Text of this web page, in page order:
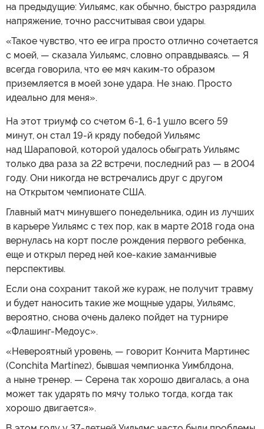
на предыдущие: Уильямс, как обычно, быстро разрядила
напряжение, точно рассчитывая свои удары.
«Такое чувство, что ее игра просто отлично сочетается
с моей, — сказала Уильямс, словно оправдываясь. — Я
всегда говорила, что ее мяч каким-то образом
приземляется в моей зоне удара. Не знаю. Просто
идеально для меня».
На этот триумф со счетом 6-1, 6-1 ушло всего 59
минут, он стал 19-й кряду победой Уильямс
над Шараповой, которой удалось обыграть Уильямс
только два раза за 22 встречи, последний раз — в 2004
году. Они никогда не встречались друг с другом
на Открытом чемпионате США.
Главный матч минувшего понедельника, один из лучших
в карьере Уильямс с тех пор, как в марте 2018 года она
вернулась на корт после рождения первого ребенка,
еще и открыл перед ней кое-какие заманчивые
перспективы.
Если она сохранит такой же кураж, не получит травму
и будет наносить такие же мощные удары, Уильямс,
вероятно, снова очень далеко пойдет на турнире
«Флашинг-Медоус».
«Невероятный уровень, — говорит Кончита Мартинес
(Conchita Martínez), бывшая чемпионка Уимблдона,
а ныне тренер. — Серена так хорошо двигалась, а она
может так ударять по мячу только тогда, когда так
хорошо двигается».